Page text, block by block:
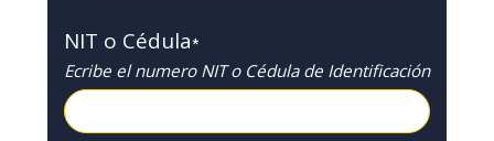
NIT o Cédula*
Ecribe el numero NIT o Cédula de Identificación